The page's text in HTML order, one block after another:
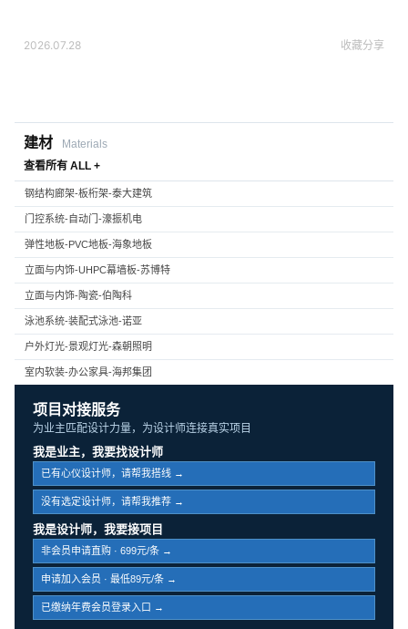
2026.07.28 收藏分享
建材
Materials
查看所有 ALL +
钢结构廊架-板桁架-泰大建筑
门控系统-自动门-濠振机电
弹性地板-PVC地板-海象地板
立面与内饰-UHPC幕墙板-苏博特
立面与内饰-陶瓷-伯陶科
泳池系统-装配式泳池-诺亚
户外灯光-景观灯光-森朝照明
室内软装-办公家具-海邦集团
项目对接服务
为业主匹配设计力量，为设计师连接真实项目
我是业主，我要找设计师
已有心仪设计师，请帮我搭线 →
没有选定设计师，请帮我推荐 →
我是设计师，我要接项目
非会员申请直购 · 699元/条 →
申请加入会员 · 最低89元/条 →
已缴纳年费会员登录入口 →